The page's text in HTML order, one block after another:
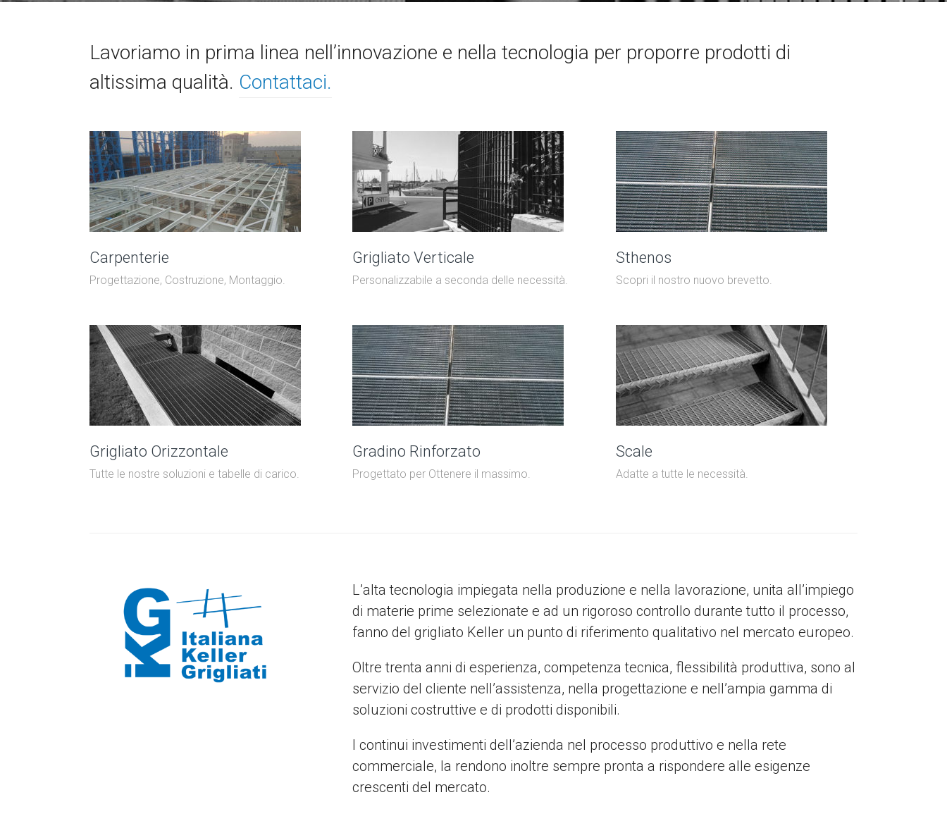
Lavoriamo in prima linea nell’innovazione e nella tecnologia per proporre prodotti di
altissima qualità. Contattaci.
Carpenterie
Progettazione, Costruzione, Montaggio.
Grigliato Verticale
Personalizzabile a seconda delle necessità.
Sthenos
Scopri il nostro nuovo brevetto.
Grigliato Orizzontale
Tutte le nostre soluzioni e tabelle di carico.
Gradino Rinforzato
Progettato per Ottenere il massimo.
Scale
Adatte a tutte le necessità.
L’alta tecnologia impiegata nella produzione e nella lavorazione, unita all’impiego
di materie prime selezionate e ad un rigoroso controllo durante tutto il processo,
fanno del grigliato Keller un punto di riferimento qualitativo nel mercato europeo.
Oltre trenta anni di esperienza, competenza tecnica, flessibilità produttiva, sono al
servizio del cliente nell’assistenza, nella progettazione e nell’ampia gamma di
soluzioni costruttive e di prodotti disponibili.
I continui investimenti dell’azienda nel processo produttivo e nella rete
commerciale, la rendono inoltre sempre pronta a rispondere alle esigenze
crescenti del mercato.